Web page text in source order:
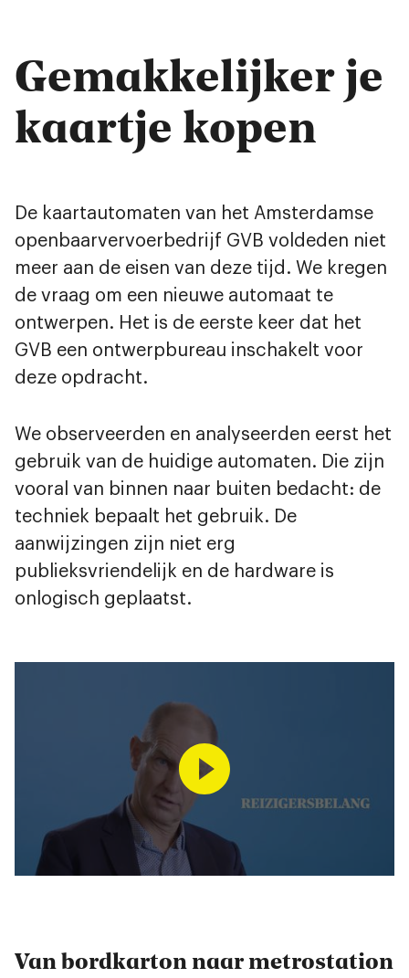
Gemakkelijker je
kaartje kopen
De kaartautomaten van het Amsterdamse
openbaarvervoerbedrijf GVB voldeden niet
meer aan de eisen van deze tijd. We kregen
de vraag om een nieuwe automaat te
ontwerpen. Het is de eerste keer dat het
GVB een ontwerpbureau inschakelt voor
deze opdracht.
We observeerden en analyseerden eerst het
gebruik van de huidige automaten. Die zijn
vooral van binnen naar buiten bedacht: de
techniek bepaalt het gebruik. De
aanwijzingen zijn niet erg
publieksvriendelijk en de hardware is
onlogisch geplaatst.
Van bordkarton naar metrostation